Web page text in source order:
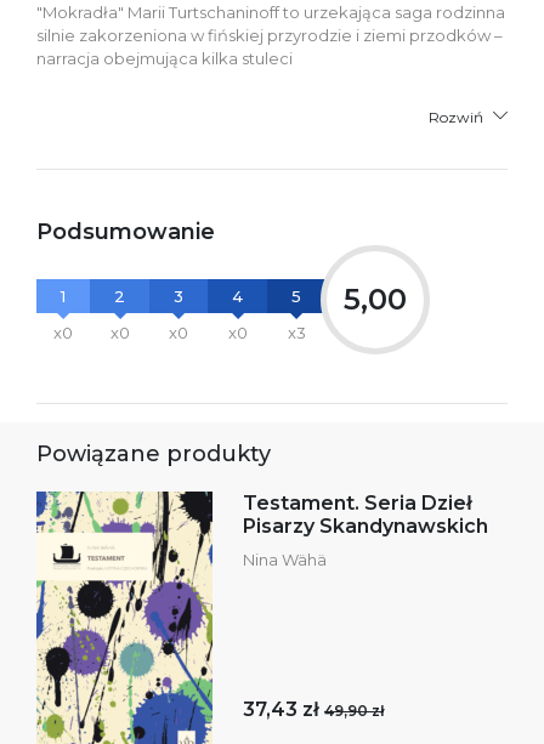
"Mokradła" Marii Turtschaninoff to urzekająca saga rodzinna
silnie zakorzeniona w fińskiej przyrodzie i ziemi przodków –
narracja obejmująca kilka stuleci
Rozwiń
Podsumowanie
1
x0
2
x0
3
x0
4
x0
5
x3
5,00
Powiązane produkty
Testament. Seria Dzieł
Pisarzy Skandynawskich
Nina Wähä
37,43 zł 49,90 zł